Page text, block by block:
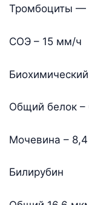
Тромбоциты —
СОЭ – 15 мм/ч
Общий белок –
Мочевина – 8,4
Билирубин